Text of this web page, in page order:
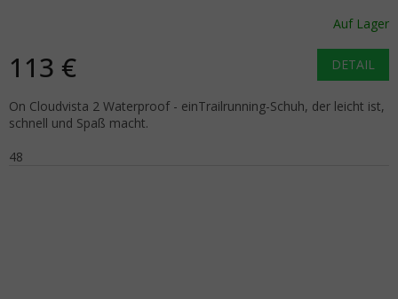
Auf Lager
113 € DETAIL
On Cloudvista 2 Waterproof - einTrailrunning-Schuh, der leicht ist,
schnell und Spaß macht.
48